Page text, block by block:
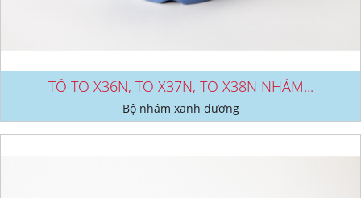
TÔ TO X36N, TO X37N, TO X38N NHÁM...
Bộ nhám xanh dương